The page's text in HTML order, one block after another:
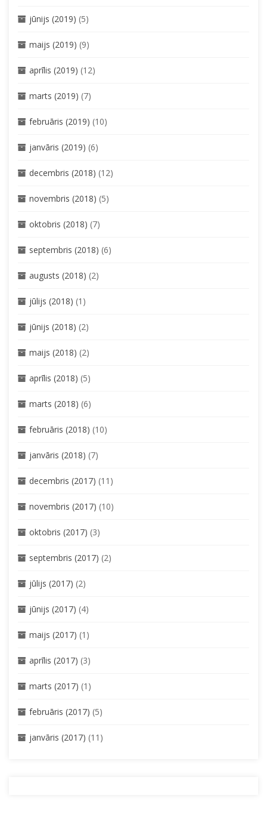
jūnijs (2019) (5)
maijs (2019) (9)
aprīlis (2019) (12)
marts (2019) (7)
februāris (2019) (10)
janvāris (2019) (6)
decembris (2018) (12)
novembris (2018) (5)
oktobris (2018) (7)
septembris (2018) (6)
augusts (2018) (2)
jūlijs (2018) (1)
jūnijs (2018) (2)
maijs (2018) (2)
aprīlis (2018) (5)
marts (2018) (6)
februāris (2018) (10)
janvāris (2018) (7)
decembris (2017) (11)
novembris (2017) (10)
oktobris (2017) (3)
septembris (2017) (2)
jūlijs (2017) (2)
jūnijs (2017) (4)
maijs (2017) (1)
aprīlis (2017) (3)
marts (2017) (1)
februāris (2017) (5)
janvāris (2017) (11)